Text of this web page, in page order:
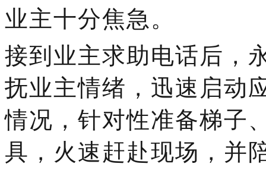
业主十分焦急。
接到业主求助电话后，
抚业主情绪，迅速启动
情况，针对性准备梯子
具，火速赶赴现场，并